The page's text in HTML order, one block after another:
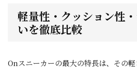
軽量性・クッション性
いを徹底比較
Onスニーカーの最大の特長は、その